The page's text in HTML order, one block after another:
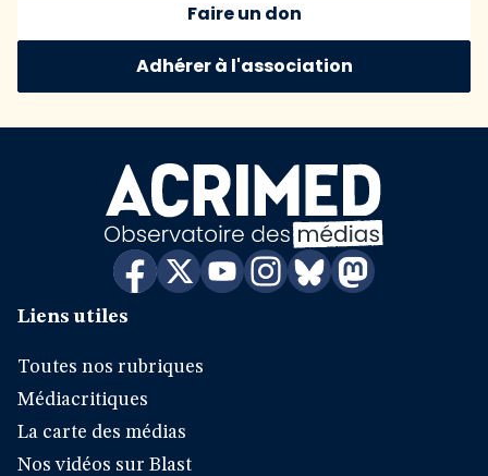
Faire un don
Adhérer à l'association
Liens utiles
Toutes nos rubriques
Médiacritiques
La carte des médias
Nos vidéos sur Blast